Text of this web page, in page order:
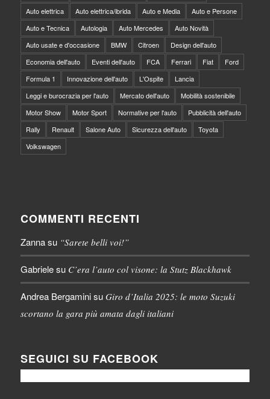
Auto elettrica
Auto elettrica/ibrida Auto e Media
Auto e Persone
Auto e Tecnica
Autologia Auto Mercedes
Auto Novità
Auto usate e d'occasione
BMW Citroen
Design dell'auto
Economia dell'auto
Eventi dell'auto FCA Ferrari Fiat
Ford
Formula 1
Innovazione dell'auto L'Ospite
Lancia
Leggi e burocrazia per l'auto
Mercato dell'auto
Mobilità sostenibile
Motor Show
Motor Sport Normative per l'auto
Pubblicità dell'auto
Rally
Renault Salone Auto Sicurezza dell'auto
Toyota
Volkswagen
COMMENTI RECENTI
Zannasu “Sarete belli voi!”
Gabrielesu C’era l’auto col visone: la Stutz Blackhawk
Andrea Bergaminisu Giro d’Italia 2025: le moto Suzuki
scortano la gara più amata dagli italiani
SEGUICI SU FACEBOOK